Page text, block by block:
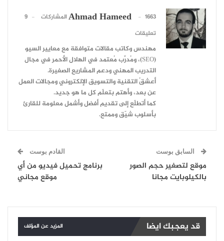
Ahmad Hameed 1663 المشاركات
9
تعليقات
مهندس وكاتب مقالات متوافقة مع معايير السيو
(SEO)، ومُدرِّب مُعتمد في الهلال الأحمر في مجال
التدريب المهني ودعم المشاريع الصغيرة.
أعشقُ التقنية والتسويق الإلكتروني ومجالات العمل
عن بعد، وأهتم بتعلّم كل ما هو جديد.
كما أتطلّع إلى تقديم أفضل وأشمل معلومة للقارئ
بأسلوب شيّق وممتع.
السابق بوست
موقع لتصغير حجم الصور
بالكيلوبايت مجانا
القادم بوست
برنامج تحميل فيديو من أي
موقع مجاني
قد يعجبك ايضا المزيد عن المؤلف